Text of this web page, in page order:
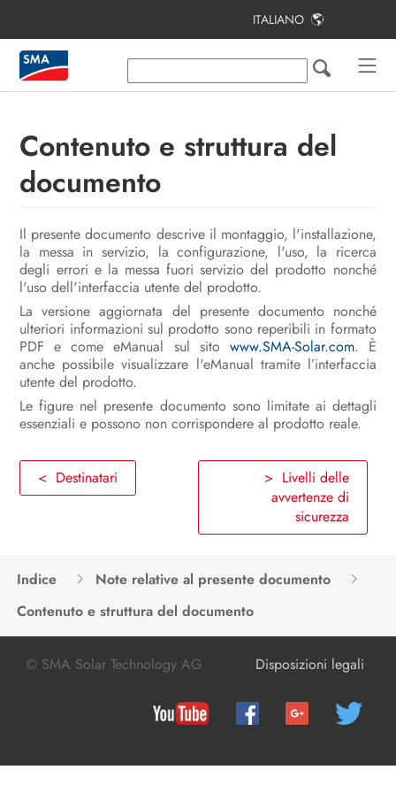
ITALIANO
Contenuto e struttura del
documento
Il presente documento descrive il montaggio, l'installazione,
la messa in servizio, la configurazione, l'uso, la ricerca
degli errori e la messa fuori servizio del prodotto nonché
l'uso dell'interfaccia utente del prodotto.
La versione aggiornata del presente documento nonché
ulteriori informazioni sul prodotto sono reperibili in formato
PDF e come eManual sul sito www.SMA-Solar.com. È
anche possibile visualizzare l'eManual tramite l’interfaccia
utente del prodotto.
Le figure nel presente documento sono limitate ai dettagli
essenziali e possono non corrispondere al prodotto reale.
< Destinatari
> Livelli delle
avvertenze di
sicurezza
Indice
Note relative al presente documento
Contenuto e struttura del documento
© SMA Solar Technology AG Disposizioni legali
Indice
Note relative al presente documento
Contenuto della fornitura
Ulteriori materiali e strumenti
Panoramica del prodotto
Montaggio e preparazione al
collegamento
Collegamento elettrico
Messa in servizio
Uso
Disinserzione dell’inverter
Pulizia del prodotto
Ricerca degli errori
Messa fuori servizio dell’inverter
Procedura alla ricezione di un
apparecchio sostitutivo
Dati tecnici